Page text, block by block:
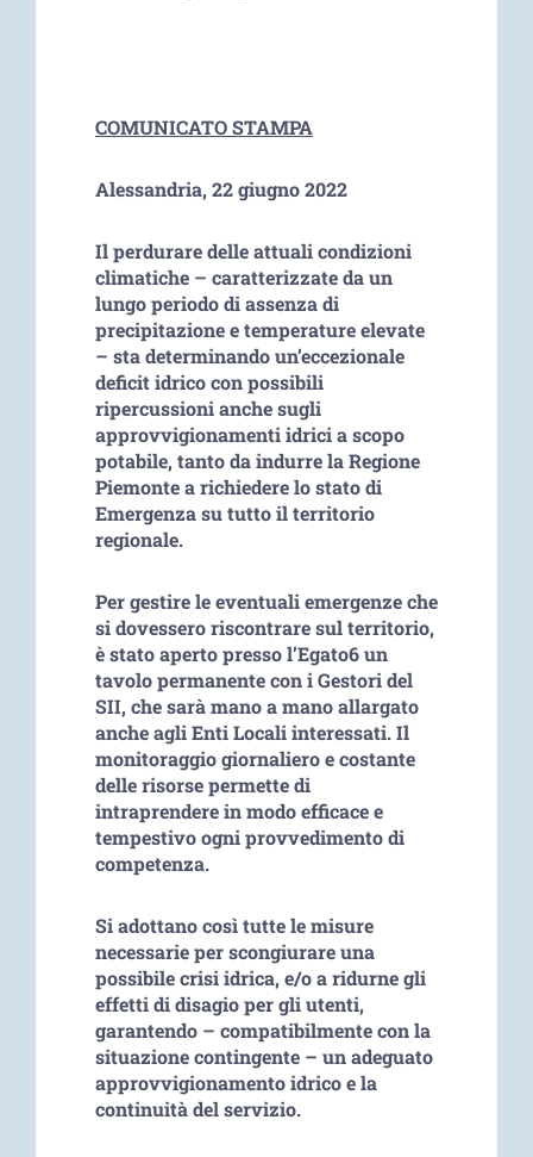
COMUNICATO STAMPA
Alessandria, 22 giugno 2022
Il perdurare delle attuali condizioni
climatiche – caratterizzate da un
lungo periodo di assenza di
precipitazione e temperature elevate
– sta determinando un’eccezionale
deficit idrico con possibili
ripercussioni anche sugli
approvvigionamenti idrici a scopo
potabile, tanto da indurre la Regione
Piemonte a richiedere lo stato di
Emergenza su tutto il territorio
regionale.
Per gestire le eventuali emergenze che
si dovessero riscontrare sul territorio,
è stato aperto presso l’Egato6 un
tavolo permanente con i Gestori del
SII, che sarà mano a mano allargato
anche agli Enti Locali interessati. Il
monitoraggio giornaliero e costante
delle risorse permette di
intraprendere in modo efficace e
tempestivo ogni provvedimento di
competenza.
Si adottano così tutte le misure
necessarie per scongiurare una
possibile crisi idrica, e/o a ridurne gli
effetti di disagio per gli utenti,
garantendo – compatibilmente con la
situazione contingente – un adeguato
approvvigionamento idrico e la
continuità del servizio.